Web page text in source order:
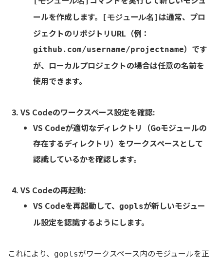
ールを作成します。
[モジュール名] は通常、プロ
ジェクトのリポジトリURL（例：
github.com/username/projectname）です
が、ローカルプロジェクトの場合は任意の名前を
使用できます。
VS Codeのワークスペース設定を確認:
VS Codeが適切なディレクトリ（Goモジュールの
存在するディレクトリ）をワークスペースとして
認識しているかを確認します。
VS Codeの再起動:
VS Codeを再起動して、 goplsが新しいモジュー
ル設定を認識するようにします。
これにより、 goplsがワークスペース内のモジュールを正